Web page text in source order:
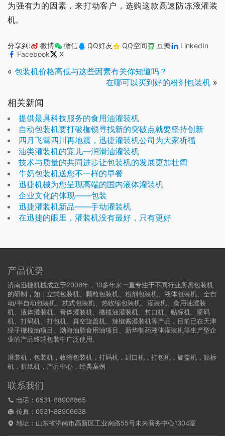
为强有力的因素，来打动客户，选购这款高速防冻液灌装
机。
分享到: 微博 微信 QQ好友 QQ空间 豆瓣
LinkedIn
Facebook
X
« 包装机价格高低与这些因素有关你知道吗？
在哪可以买到好的粉剂包装机 »
相关新闻
提供最具科技服务的食用油灌装机
自动包装机要打破枷锁寻找新的突破点就要坚持创新
四月飞雪四川再地震，迅捷灌装机公司为大家祈福
油类灌装机的宠儿—润滑油灌装机
技术与质量的共同进步让包装机的发展更加壮阔
牛奶包装机送您不一样的早餐
迅捷机械为您呈现高端的国内液体灌装机
企业文化的体现——包装
迅捷灌装机新品——手动灌装机
在迅捷的眼里，灌装机没有最好，只有更好
产品优势
济南迅捷机械成立于2006年，10多年来一直专注于不同行业所需包装机
的研制，如：立式包装机、颗粒包装机、粉剂包装机、液体包装机、全自
动/半自动包装机、枕式包装机、热收缩包装机、灌装机、食用油灌装
机、液体灌装机、膏体灌装机、橄榄油灌装机、封口机、贴标机、喷码
机、打码机、打包机、真空旋盖机、辣椒酱灌装机等产品，目前已在天津
绿子橄榄油项目、渤海油脂食用油项目、新华制药液体灌装机等生产型企
业的产品终端包装中广泛使用。
灌装机 ， 包装机 ， 收缩包装机 ， 打码机 ， 封口机 ， 打包机 ， 旋盖机 ， 贴标
机 ， 折纸机 ， 产品中心 ， 经典案例
联系我们
电话：0531-88908865
传真：0531-88906638
地址：山东省济南市高新区工业南路55号未来商务中心1304室